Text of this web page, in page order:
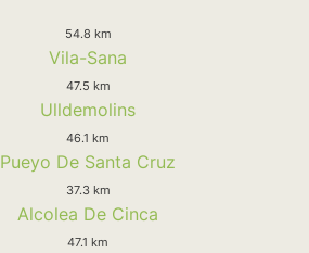
54.8 km
Vila-Sana
47.5 km
Ulldemolins
46.1 km
Pueyo De Santa Cruz
37.3 km
Alcolea De Cinca
47.1 km